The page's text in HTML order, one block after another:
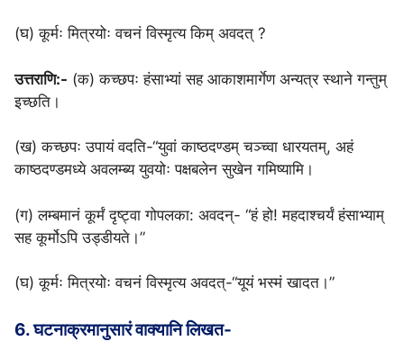
(घ) कूर्मः मित्रयोः वचनं विस्मृत्य किम् अवदत् ?
उत्तराणि:- (क) कच्छपः हंसाभ्यां सह आकाशमार्गेण अन्यत्र स्थाने गन्तुम्
इच्छति।
(ख) कच्छपः उपायं वदति-“युवां काष्ठदण्डम् चञ्च्वा धारयतम्, अहं
काष्ठदण्डमध्ये अवलम्ब्य युवयोः पक्षबलेन सुखेन गमिष्यामि।
(ग) लम्बमानं कूर्मं दृष्ट्वा गोपलका: अवदन्- “हं हो! महदाश्चर्यं हंसाभ्याम्
सह कूर्मोऽपि उड्डीयते।”
(घ) कूर्मः मित्रयोः वचनं विस्मृत्य अवदत्-“यूयं भस्मं खादत।”
6. घटनाक्रमानुसारं वाक्यानि लिखत-